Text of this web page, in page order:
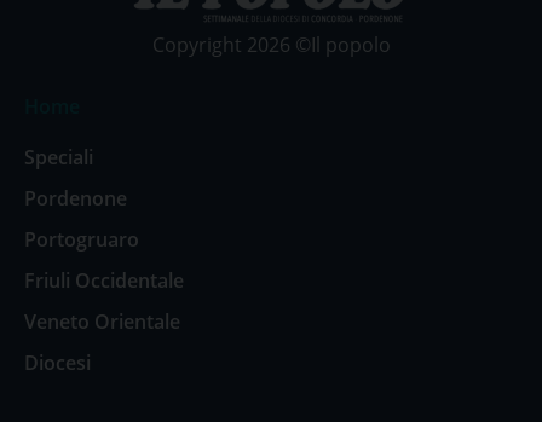
Copyright 2026 ©Il popolo
Speciali
Pordenone
Portogruaro
Friuli Occidentale
Veneto Orientale
Diocesi